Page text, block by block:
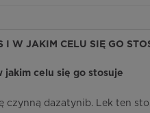
I W JAKIM CELU SIĘ GO
jakim celu się go stosuje
czynną dazatynib. Lek ten